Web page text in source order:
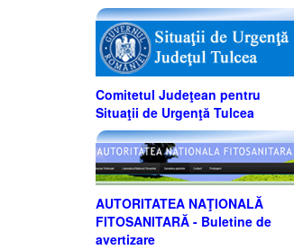
Comitetul Judeţean pentru
Situaţii de Urgenţă Tulcea
AUTORITATEA NAŢIONALĂ
FITOSANITARĂ - Buletine de
avertizare